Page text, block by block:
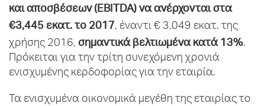
και αποσβέσεων (EBITDA) να ανέρχονται στα
€3,445 εκατ. το 2017, έναντι € 3,049 εκατ. της
χρήσης 2016, σημαντικά βελτιωμένα κατά 13%.
Πρόκειται για την τρίτη συνεχόμενη χρονιά
ενισχυμένης κερδοφορίας για την εταιρία.
Τα ενισχυμένα οικονομικά μεγέθη της εταιρίας το